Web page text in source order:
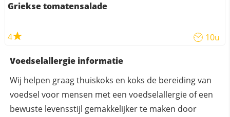
Griekse tomatensalade
4 10u
Voedselallergie informatie
Wij helpen graag thuiskoks en koks de bereiding van
voedsel voor mensen met een voedselallergie of een
bewuste levensstijl gemakkelijker te maken door